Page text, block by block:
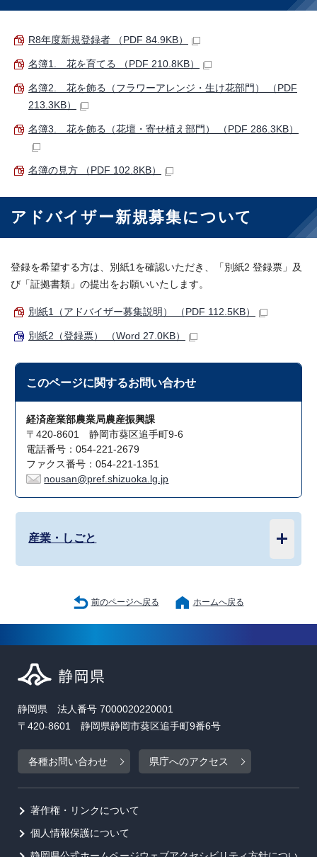
R8年度新規登録者 （PDF 84.9KB）
名簿1. 花を育てる （PDF 210.8KB）
名簿2. 花を飾る（フラワーアレンジ・生け花部門） （PDF
213.3KB）
名簿3. 花を飾る（花壇・寄せ植え部門） （PDF 286.3KB）
名簿の見方 （PDF 102.8KB）
アドバイザー新規募集について
登録を希望する方は、別紙1を確認いただき、「別紙2 登録票」及
び「証拠書類」の提出をお願いいたします。
別紙1（アドバイザー募集説明） （PDF 112.5KB）
別紙2（登録票） （Word 27.0KB）
このページに関するお問い合わせ
経済産業部農業局農産振興課
〒420-8601 静岡市葵区追手町9-6
電話番号：054-221-2679
ファクス番号：054-221-1351
nousan@pref.shizuoka.lg.jp
産業・しごと
前のページへ戻る ホームへ戻る
静岡県 法人番号 7000020220001
〒420-8601 静岡県静岡市葵区追手町9番6号
各種お問い合わせ 県庁へのアクセス
著作権・リンクについて
個人情報保護について